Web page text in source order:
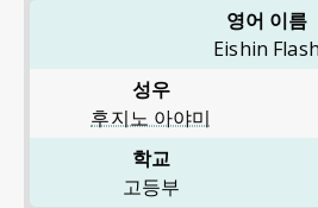
영어 이름
Eishin Flash
성우
후지노 아야미
학교
고등부